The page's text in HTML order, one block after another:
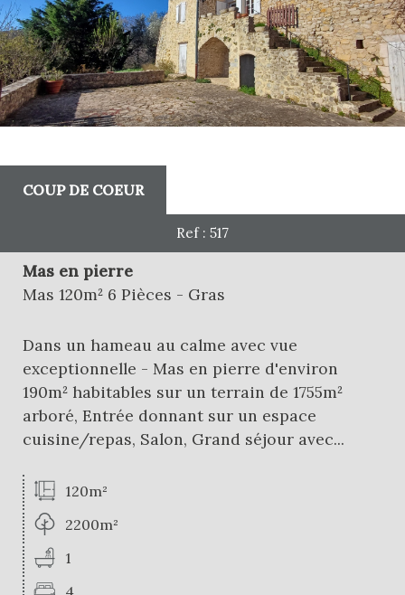
5KM 10KM 25KM
Critères supplémentaires
Piscine Parking
RECHERCHER
plus de critères
COUP DE COEUR
Ref : 517
Mas en pierre
Mas 120m² 6 Pièces - Gras
Dans un hameau au calme avec vue
exceptionnelle - Mas en pierre d'environ
190m² habitables sur un terrain de 1755m²
arboré, Entrée donnant sur un espace
cuisine/repas, Salon, Grand séjour avec...
120m²
2200m²
1
4